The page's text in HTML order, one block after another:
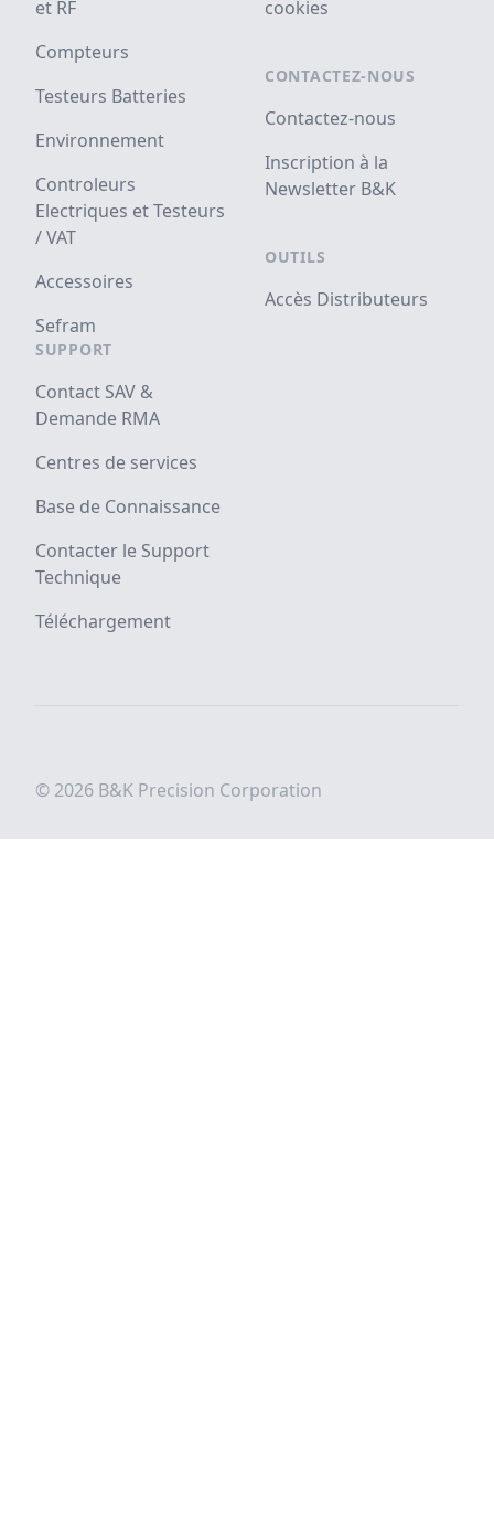
et RF
Compteurs
Testeurs Batteries
Environnement
Controleurs
Electriques et Testeurs
/ VAT
Accessoires
Sefram
SUPPORT
Contact SAV &
Demande RMA
Centres de services
Base de Connaissance
Contacter le Support
Technique
Téléchargement
cookies
CONTACTEZ-NOUS
Contactez-nous
Inscription à la
Newsletter B&K
OUTILS
Accès Distributeurs
© 2026 B&K Precision Corporation